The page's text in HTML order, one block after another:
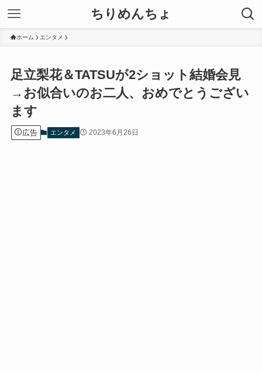
ちりめんちょ
ホーム エンタメ
足立梨花＆TATSUが2ショット結婚会見
→お似合いのお二人、おめでとうござい
ます
広告 エンタメ 2023年6月26日